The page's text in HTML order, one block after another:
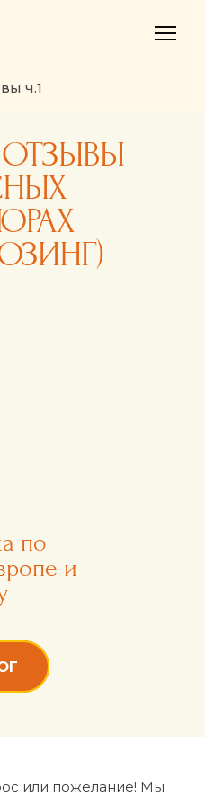
ч.1
по
и
или пожелание! Мы